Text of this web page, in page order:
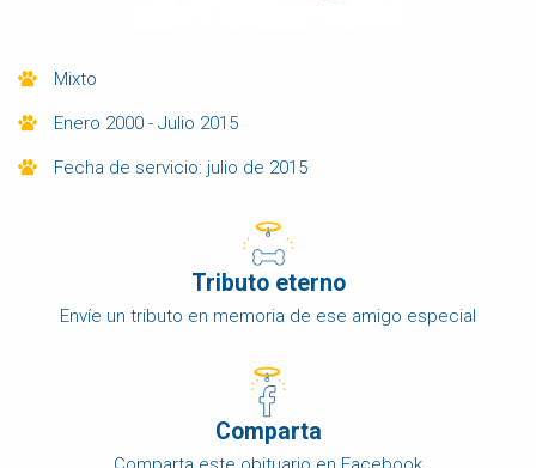
Mixto
Enero 2000 - Julio 2015
Fecha de servicio: julio de 2015
Tributo eterno
Envíe un tributo en memoria de ese amigo especial
Comparta